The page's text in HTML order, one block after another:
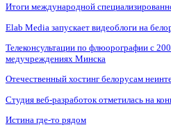
Итоги международной
Elab Media запускает видеоблоги на
Телеконсультации по флюорографии с
медучреждениях Минска
Отечественный хостинг белорусам
Студия веб-разработок отметилась на
Истина где-то рядом